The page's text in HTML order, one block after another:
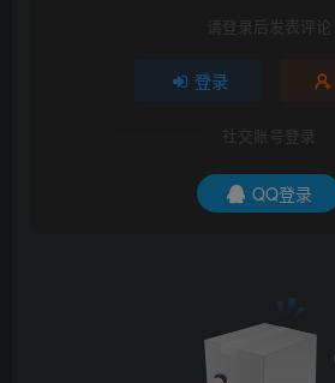
请登录后发表评论
登录
社交账号登录
QQ登录